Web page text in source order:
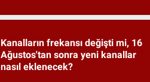
Kanalların frekansı değişti mi, 16
Ağustos'tan sonra yeni kanallar
nasıl eklenecek?